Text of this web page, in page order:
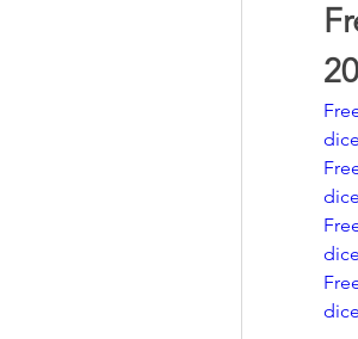
dice
dice
dice
dice